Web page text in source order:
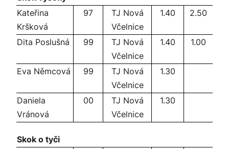
Kateřina
Kršková
97
TJ Nová
Včelnice
1.40 2.50
Dita Poslušná 99
TJ Nová
Včelnice
1.40 1.00
Eva Němcová 99
TJ Nová
Včelnice
1.30
Daniela
Vránová
00
TJ Nová
Včelnice
1.30
Skok o tyči